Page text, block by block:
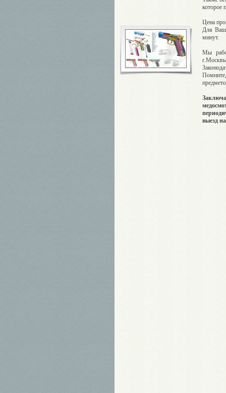
которое
Цена
Для
минут.
Мы
выезд